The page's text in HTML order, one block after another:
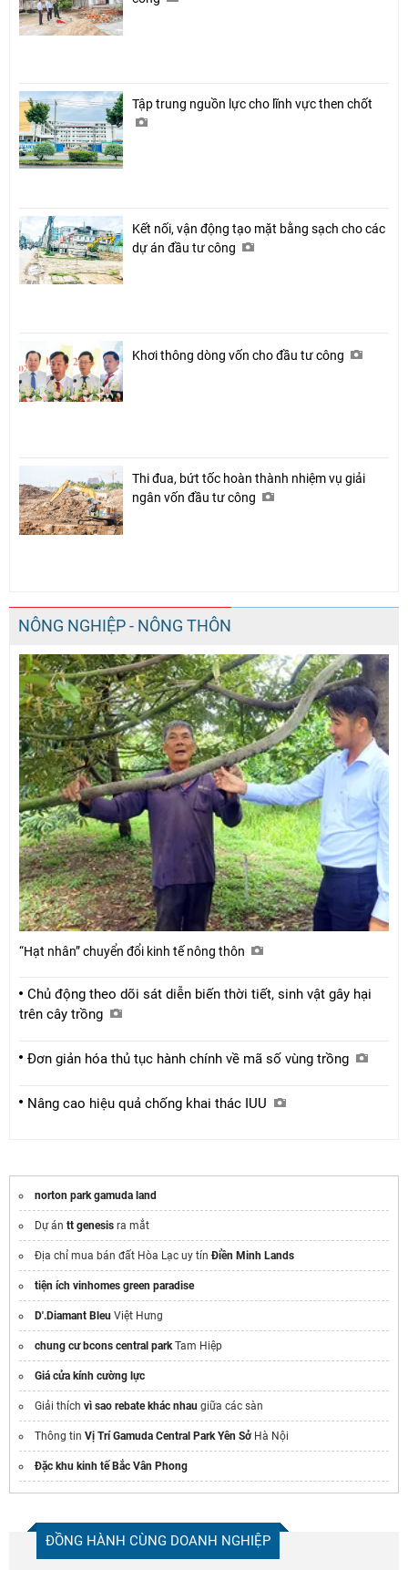
Tập trung nguồn lực cho lĩnh vực then chốt
Kết nối, vận động tạo mặt bằng sạch cho các
dự án đầu tư công
Khơi thông dòng vốn cho đầu tư công
Thi đua, bứt tốc hoàn thành nhiệm vụ giải
ngân vốn đầu tư công
NÔNG NGHIỆP - NÔNG THÔN
“Hạt nhân” chuyển đổi kinh tế nông thôn
Chủ động theo dõi sát diễn biến thời tiết, sinh vật gây hại
trên cây trồng
Đơn giản hóa thủ tục hành chính về mã số vùng trồng
Nâng cao hiệu quả chống khai thác IUU
norton park gamuda land
Dự án tt genesis ra mắt
Địa chỉ mua bán đất Hòa Lạc uy tínĐiền Minh Lands
tiện ích vinhomes green paradise
D'.Diamant Bleu Việt Hưng
chung cư bcons central parkTam Hiệp
Giá cửa kính cường lực
Giải thích vì sao rebate khác nhau giữa các sàn
Thông tin Vị Trí Gamuda Central Park Yên Sở Hà Nội
Đặc khu kinh tế Bắc Vân Phong
ĐỒNG HÀNH CÙNG DOANH NGHIỆP